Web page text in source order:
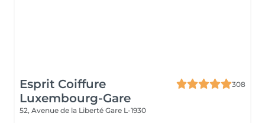
Esprit Coiffure
Luxembourg-Gare
308
52, Avenue de la Liberté Gare L-1930